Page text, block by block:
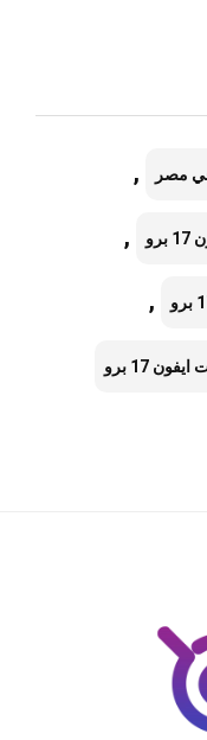
في مصر ,
برو ,
,
17 برو